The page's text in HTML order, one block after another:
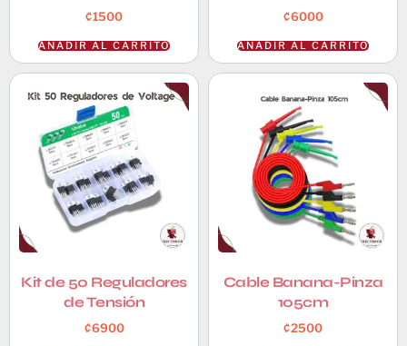
₡1500
AÑADIR AL CARRITO
₡6000
AÑADIR AL CARRITO
Kit de 50 Reguladores
de Tensión
₡6900
Cable Banana-Pinza
105cm
₡2500